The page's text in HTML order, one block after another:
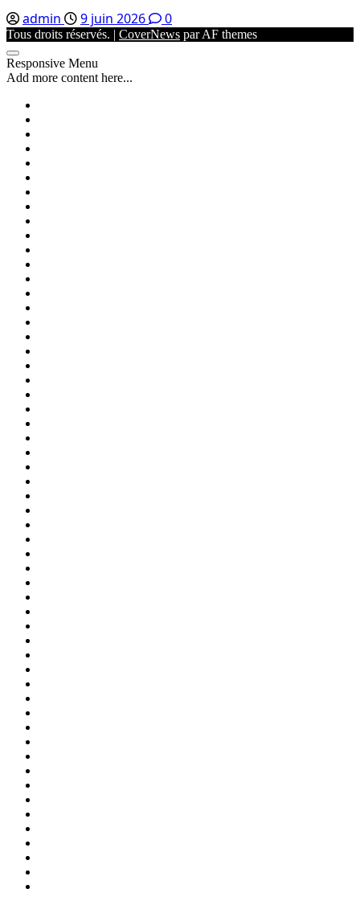
admin 9 juin 2026 0
Tous droits réservés. | CoverNews par AF themes
Responsive Menu
Add more content here...